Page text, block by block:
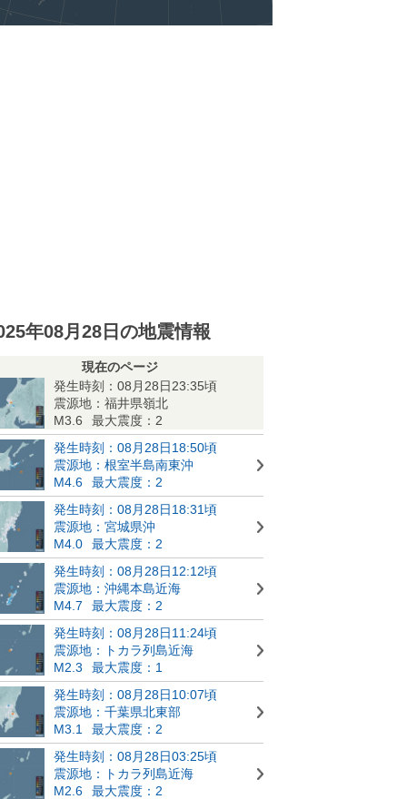
年08月28日の地震情報
現在のページ
発生時刻：08月28日23:35頃
震源地：福井県嶺北
M3.6
最大震度：2
発生時刻：08月28日18:50頃
震源地：根室半島南東沖
M4.6
最大震度：2
発生時刻：08月28日18:31頃
震源地：宮城県沖
M4.0
最大震度：2
発生時刻：08月28日12:12頃
震源地：沖縄本島近海
M4.7
最大震度：2
発生時刻：08月28日11:24頃
震源地：トカラ列島近海
M2.3
最大震度：1
発生時刻：08月28日10:07頃
震源地：千葉県北東部
M3.1
最大震度：2
発生時刻：08月28日03:25頃
震源地：トカラ列島近海
M2.6
最大震度：2